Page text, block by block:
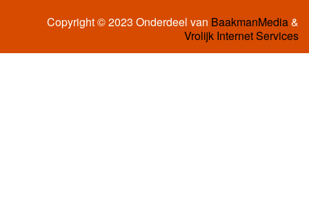
Copyright © 2023 Onderdeel van BaakmanMedia&
Vrolijk Internet Services